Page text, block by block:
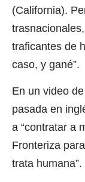
(California).
traficantes de
caso, y gané”.
En un video
pasada en
a “contratar a
Fronteriza
trata humana”.